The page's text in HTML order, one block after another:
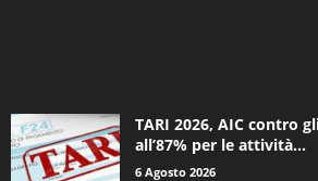
TARI 2026, AIC contro
all’87% per le attività...
6 Agosto 2026